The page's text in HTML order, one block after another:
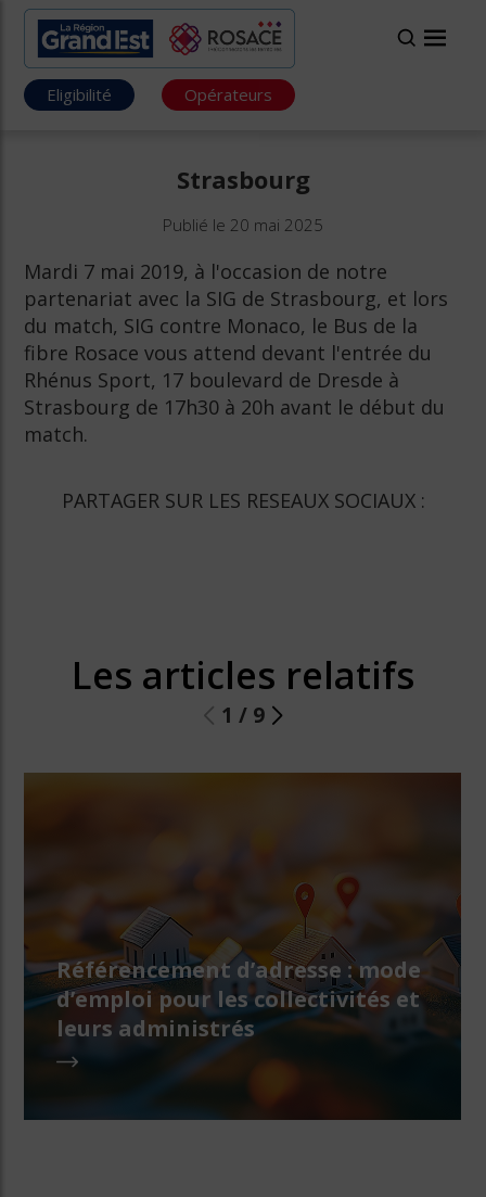
Eligibilité Opérateurs
Strasbourg
Publié le 20 mai 2025
Mardi 7 mai 2019, à l'occasion de notre
partenariat avec la SIG de Strasbourg, et lors
du match, SIG contre Monaco, le Bus de la
fibre Rosace vous attend devant l'entrée du
Rhénus Sport, 17 boulevard de Dresde à
Strasbourg de 17h30 à 20h avant le début du
match.
PARTAGER SUR LES RESEAUX SOCIAUX :
Les articles relatifs
1 / 9
Référencement d’adresse : mode
d’emploi pour les collectivités et
leurs administrés